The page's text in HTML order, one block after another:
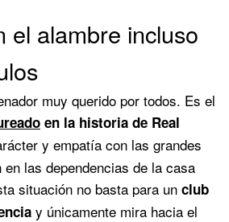
el alambre incluso
muy querido por todos. Es el
en la historia de Real
y empatía con las grandes
las dependencias de la casa
situación no basta para un club
y únicamente mira hacia el